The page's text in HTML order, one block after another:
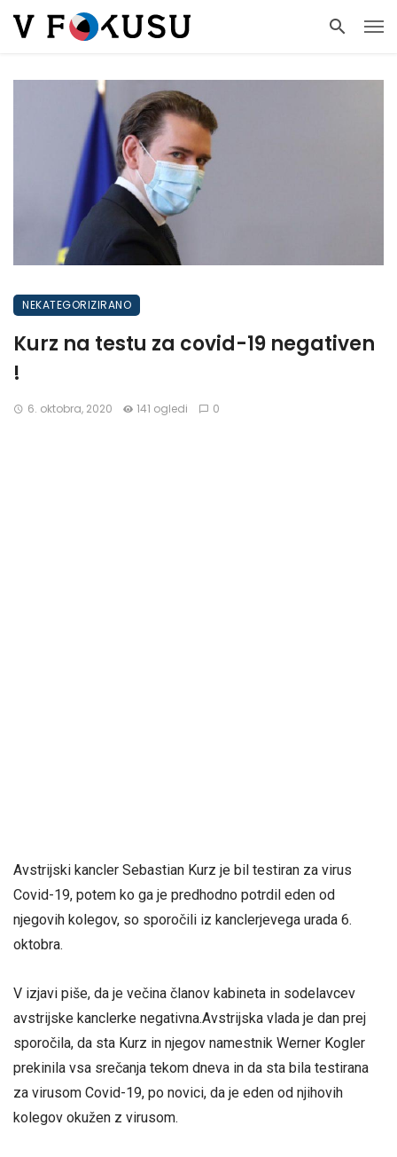
NEKATEGORIZIRANO
Kurz na testu za covid-19 negativen
!
6. oktobra, 2020 141 ogledi 0
Avstrijski kancler Sebastian Kurz je bil testiran za virus
Covid-19, potem ko ga je predhodno potrdil eden od
njegovih kolegov, so sporočili iz kanclerjevega urada 6.
oktobra.
V izjavi piše, da je večina članov kabineta in sodelavcev
avstrijske kanclerke negativna.Avstrijska vlada je dan prej
sporočila, da sta Kurz in njegov namestnik Werner Kogler
prekinila vsa srečanja tekom dneva in da sta bila testirana
za virusom Covid-19, po novici, da je eden od njihovih
kolegov okužen z virusom.